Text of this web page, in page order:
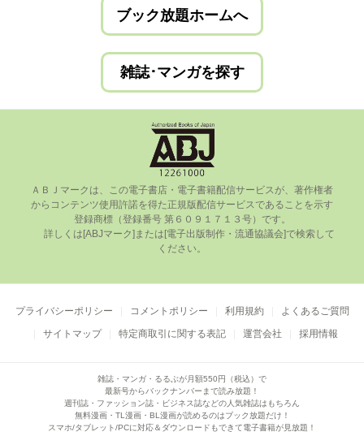
ブック放題ホームへ
雑誌･マンガを探す
ＡＢＪマークは、この電⼦書店・電⼦書籍配信サービスが、著作権者
からコンテンツ使⽤許諾を得た正規版配信サービスであることを⽰す
登録商標（登録番号 第６０９１７１３号）です。
ください。
プライバシーポリシー コメントポリシー 利用規約
よくあるご質問
サイトマップ
特定商取引に関する表記 運営会社 採用情報
雑誌・マンガ・るるぶが月額550円（税込）で
最新号からバックナンバーまで読み放題！
週刊誌・ファッション誌・ビジネス誌などの人気雑誌はもちろん
無料漫画・TL漫画・BL漫画が読めるのはブック放題だけ！
スマホ/タブレット/PCに対応＆ダウンロードもできて電子書籍が見放題！